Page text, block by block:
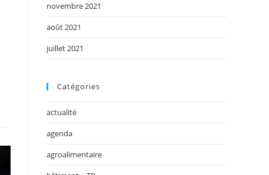
novembre 2021
août 2021
juillet 2021
Catégories
actualité
agenda
agroalimentaire